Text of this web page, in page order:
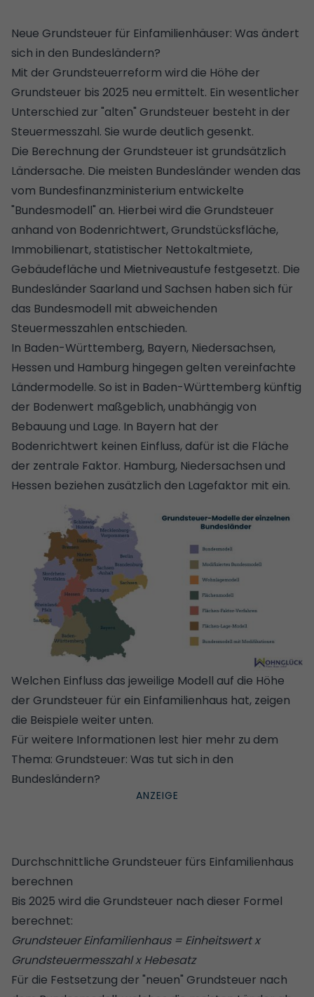
Neue Grundsteuer für Einfamilienhäuser: Was ändert
sich in den Bundesländern?
Mit der Grundsteuerreform wird die Höhe der
Grundsteuer bis 2025 neu ermittelt. Ein wesentlicher
Unterschied zur "alten" Grundsteuer besteht in der
Steuermesszahl. Sie wurde deutlich gesenkt.
Die Berechnung der Grundsteuer ist grundsätzlich
Ländersache. Die meisten Bundesländer wenden das
vom Bundesfinanzministerium entwickelte
"Bundesmodell" an. Hierbei wird die Grundsteuer
anhand von Bodenrichtwert, Grundstücksfläche,
Immobilienart, statistischer Nettokaltmiete,
Gebäudefläche und Mietniveaustufe festgesetzt. Die
Bundesländer Saarland und Sachsen haben sich für
das Bundesmodell mit abweichenden
Steuermesszahlen entschieden.
In Baden-Württemberg, Bayern, Niedersachsen,
Hessen und Hamburg hingegen gelten vereinfachte
Ländermodelle. So ist in Baden-Württemberg künftig
der Bodenwert maßgeblich, unabhängig von
Bebauung und Lage. In Bayern hat der
Bodenrichtwert keinen Einfluss, dafür ist die Fläche
der zentrale Faktor. Hamburg, Niedersachsen und
Hessen beziehen zusätzlich den Lagefaktor mit ein.
Welchen Einfluss das jeweilige Modell auf die Höhe
der Grundsteuer für ein Einfamilienhaus hat, zeigen
die Beispiele weiter unten.
Für weitere Informationen lest hier mehr zu dem
Thema: Grundsteuer: Was tut sich in den
Bundesländern?
Durchschnittliche Grundsteuer fürs Einfamilienhaus
berechnen
Bis 2025 wird die Grundsteuer nach dieser Formel
berechnet:
Grundsteuer Einfamilienhaus = Einheitswert x
Grundsteuermesszahl x Hebesatz
Für die Festsetzung der "neuen" Grundsteuer nach